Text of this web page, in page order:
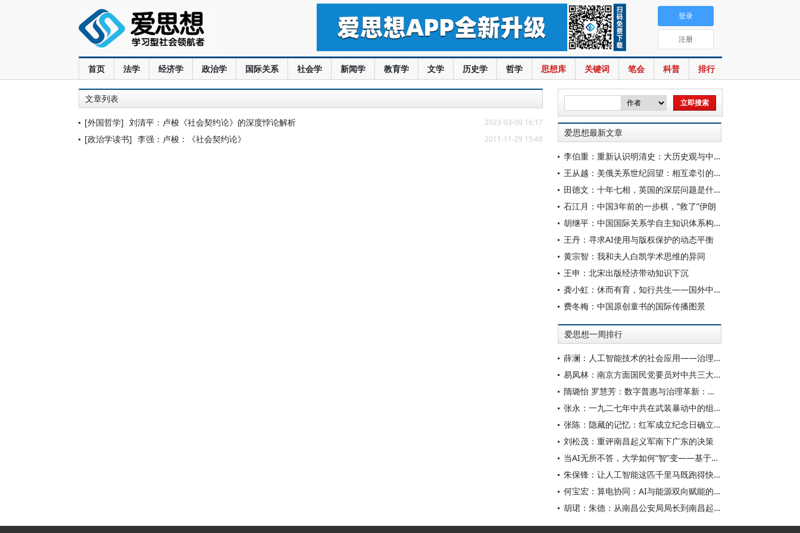
首页 法学 经济学 政治学 国际关系 社会学 新闻学 教育学 文学 历史学 哲学 思想库 关键词 笔会 科普 排行
登录
注册
文章列表
[外国哲学] 刘清平：卢梭《社会契约论》的深度悖论解析 2023-03-09 16:17
[政治学读书] 李强：卢梭：《社会契约论》 2011-11-29 15:48
爱思想最新文章
李伯重：重新认识明清史：大历史观与中国史学创新
王从越：美俄关系世纪回望：相互牵引的“双子星”
田德文：十年七相，英国的深层问题是什么
石江月：中国3年前的一步棋，“救了”伊朗
胡继平：中国国际关系学自主知识体系构建的时代转向
王丹：寻求AI使用与版权保护的动态平衡
黄宗智：我和夫人白凯学术思维的异同
王申：北宋出版经济带动知识下沉
龚小虹：休而有育，知行共生——国外中小学春秋假的多元路径
费冬梅：中国原创童书的国际传播图景
爱思想一周排行
薛澜：人工智能技术的社会应用——治理挑战
易凤林：南京方面国民党要员对中共三大起义的反应
隋璐怡 罗慧芳：数字普惠与治理革新：中国人工智能赋能全球南方发展
张永：一九二七年中共在武装暴动中的组织转型
张陈：隐藏的记忆：红军成立纪念日确立前中共对南昌起义的纪念
刘松茂：重评南昌起义军南下广东的决策
当AI无所不答，大学如何“智”变——基于全国400余所高校本科生AI使用情况的调查与思考
朱保锋：让人工智能这匹千里马既跑得快又跑得稳
何宝宏：算电协同：AI与能源双向赋能的关键引擎
胡珺：朱德：从南昌公安局局长到南昌起义的“参谋和向导”